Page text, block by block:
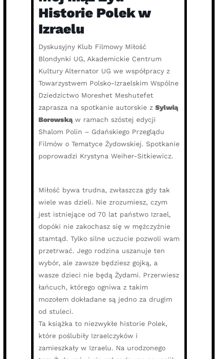
Historie Polek w
Izraelu
Dyskusyjny Klub Filmowy Miłość
Blondynki UG, Akademickie Centrum
Kultury Alternator UG we współpracy z
Towarzystwem Polsko-Izraelskim Wspólne
Dziedzictwo Moreshet Meshutefet
zaprasza na spotkanie autorskie z Sylwią
Borowskąw ramach szóstej edycji
Shalom Polin – Gdańskiego Przeglądu
Filmów o Tematyce Żydowskiej. Spotkanie
poprowadzi Krystyna Weiher-Sitkiewicz.
Miłość bywa trudna, zwłaszcza gdy tak
wiele was dzieli. Nie zrozumiesz, czym
jest istniejące od 70 lat państwo Izrael,
dopóki nie zakochasz się w mężczyźnie
stamtąd. Tylko silne uczucie pozwoli wam
przetrwać. Jego rodzina uszanuje ten
wybór, ale zawsze będziesz gojką, a
wasze dzieci nie będą Żydami. Przerwiesz
łańcuch, którego ogniwa z takim
mozołem dokładane są jedno za drugim
od stuleci.
Ta książka to niezwykłe historie Polek,
które poślubiły Izraelczyków i
zamieszkały w Izraelu. Na urodzonego